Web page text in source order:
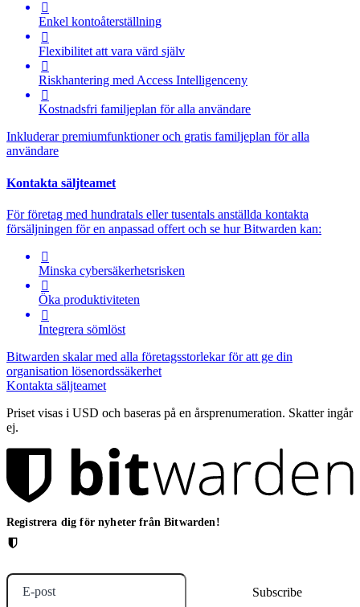

Enkel kontoåterställning

Flexibilitet att vara värd själv

Riskhantering med Access Intelligenceny

Kostnadsfri familjeplan för alla användare
Inkluderar premiumfunktioner och gratis familjeplan för alla
användare
Kontakta säljteamet
För företag med hundratals eller tusentals anställda kontakta
försäljningen för en anpassad offert och se hur Bitwarden kan:

Minska cybersäkerhetsrisken

Öka produktiviteten

Integrera sömlöst
Bitwarden skalar med alla företagsstorlekar för att ge din
organisation lösenordssäkerhet
Kontakta säljteamet
Priset visas i USD och baseras på en årsprenumeration. Skatter ingår
ej.
Registrera dig för nyheter från Bitwarden!
E-post